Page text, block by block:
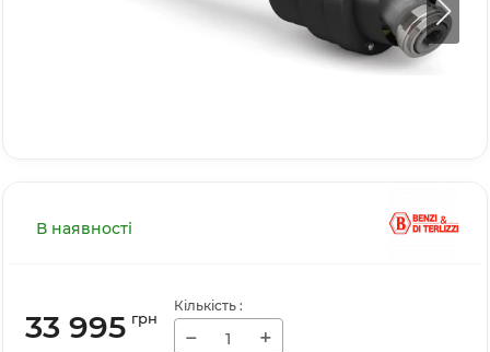
В наявності
33 995 грн
Кількість :
− +